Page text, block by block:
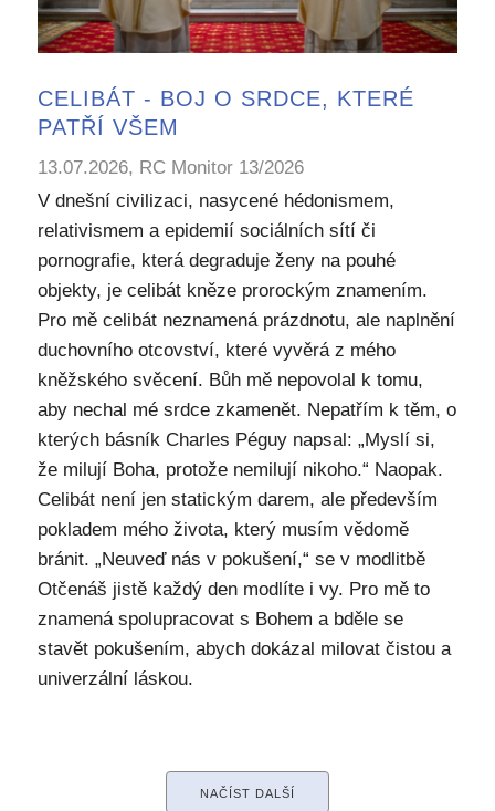
CELIBÁT - BOJ O SRDCE, KTERÉ
PATŘÍ VŠEM
13.07.2026, RC Monitor 13/2026
V dnešní civilizaci, nasycené hédonismem,
relativismem a epidemií sociálních sítí či
pornografie, která degraduje ženy na pouhé
objekty, je celibát kněze prorockým znamením.
Pro mě celibát neznamená prázdnotu, ale naplnění
duchovního otcovství, které vyvěrá z mého
kněžského svěcení. Bůh mě nepovolal k tomu,
aby nechal mé srdce zkamenět. Nepatřím k těm, o
kterých básník Charles Péguy napsal: „Myslí si,
že milují Boha, protože nemilují nikoho.“ Naopak.
Celibát není jen statickým darem, ale především
pokladem mého života, který musím vědomě
bránit. „Neuveď nás v pokušení,“ se v modlitbě
Otčenáš jistě každý den modlíte i vy. Pro mě to
znamená spolupracovat s Bohem a bděle se
stavět pokušením, abych dokázal milovat čistou a
univerzální láskou.
NAČÍST DALŠÍ